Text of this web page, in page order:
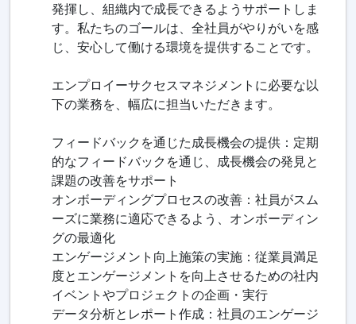
発揮し、組織内で成長できるようサポートしま
す。私たちのゴールは、全社員がやりがいを感
じ、安心して働ける環境を提供することです。
エンプロイーサクセスマネジメントに必要な以
下の業務を、幅広に担当いただきます。
フィードバックを通じた成長機会の提供：定期
的なフィードバックを通じ、成長機会の発見と
課題の改善をサポート
オンボーディングプロセスの改善：社員がスム
ーズに業務に適応できるよう、オンボーディン
グの最適化
エンゲージメント向上施策の実施：従業員満足
度とエンゲージメントを向上させるための社内
イベントやプロジェクトの企画・実行
データ分析とレポート作成：社員のエンゲージ